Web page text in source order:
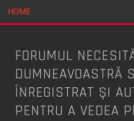
HOME
FORUMUL
DUMNEAVOASTRĂ
ÎNREGISTRAT ŞI
PENTRU A VEDEA